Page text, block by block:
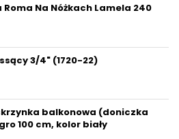
Roma Na Nóżkach Lamela 240
3/4" (1720-22)
balkonowa (doniczka
100 cm, kolor biały